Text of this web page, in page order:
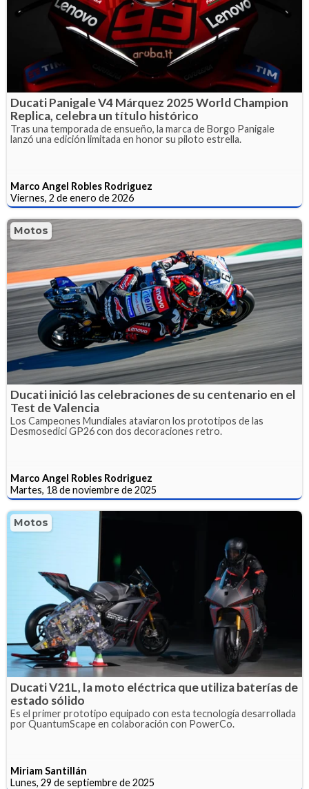
Ducati Panigale V4 Márquez 2025 World Champion
Replica, celebra un título histórico
Tras una temporada de ensueño, la marca de Borgo Panigale
lanzó una edición limitada en honor su piloto estrella.
Marco Angel Robles Rodriguez
Viernes, 2 de enero de 2026
Motos
Ducati inició las celebraciones de su centenario en el
Test de Valencia
Los Campeones Mundiales ataviaron los prototipos de las
Desmosedici GP26 con dos decoraciones retro.
Marco Angel Robles Rodriguez
Martes, 18 de noviembre de 2025
Motos
Ducati V21L, la moto eléctrica que utiliza baterías de
estado sólido
Es el primer prototipo equipado con esta tecnología desarrollada
por QuantumScape en colaboración con PowerCo.
Miriam Santillán
Lunes, 29 de septiembre de 2025